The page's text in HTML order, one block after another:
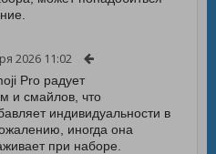
2026 11:02
Pro радует
и смайлов, что
индивидуальности в
иногда она
при наборе.